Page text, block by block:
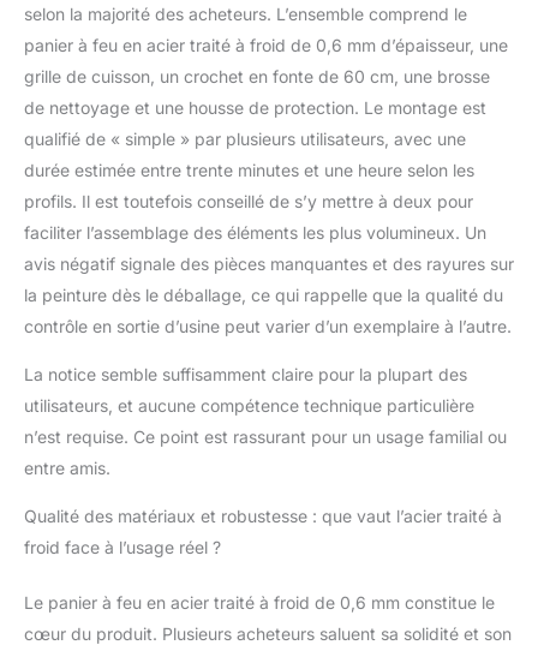
extérieure sûre et
flexible. AVEC GRILLE
ET PROTECTION ANTI-
Avec le foyer extérieur
KESSER, vous êtes prêt
à l’emploi
immédiatement ! La
grande grille (diamètre
52 cm) est parfaite
pour griller de la viande,
des légumes ou des
guimauves. La
étincelles assure une
sécurité
protège contre les
confortables au feu
FLEXIBLE – BOIS,
CHARBON & BRIQUETS
selon la majorité des acheteurs. L’ensemble comprend le
panier à feu en acier traité à froid de 0,6 mm d’épaisseur, une
grille de cuisson, un crochet en fonte de 60 cm, une brosse
de nettoyage et une housse de protection. Le montage est
qualifié de « simple » par plusieurs utilisateurs, avec une
durée estimée entre trente minutes et une heure selon les
profils. Il est toutefois conseillé de s’y mettre à deux pour
faciliter l’assemblage des éléments les plus volumineux. Un
avis négatif signale des pièces manquantes et des rayures sur
la peinture dès le déballage, ce qui rappelle que la qualité du
contrôle en sortie d’usine peut varier d’un exemplaire à l’autre.
La notice semble suffisamment claire pour la plupart des
utilisateurs, et aucune compétence technique particulière
n’est requise. Ce point est rassurant pour un usage familial ou
entre amis.
Qualité des matériaux et robustesse : que vaut l’acier traité à
froid face à l’usage réel ?
Le panier à feu en acier traité à froid de 0,6 mm constitue le
cœur du produit. Plusieurs acheteurs saluent sa solidité et son